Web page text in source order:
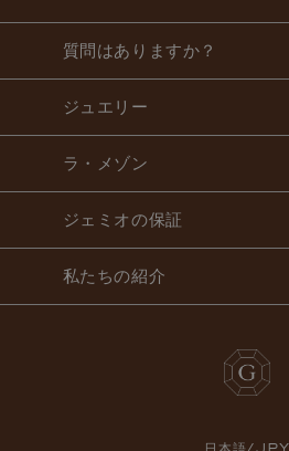
質問はありますか？
ジュエリー
ラ・メゾン
ジェミオの保証
私たちの紹介